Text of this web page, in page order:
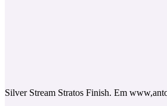
Silver Stream Stratos Finish. Em